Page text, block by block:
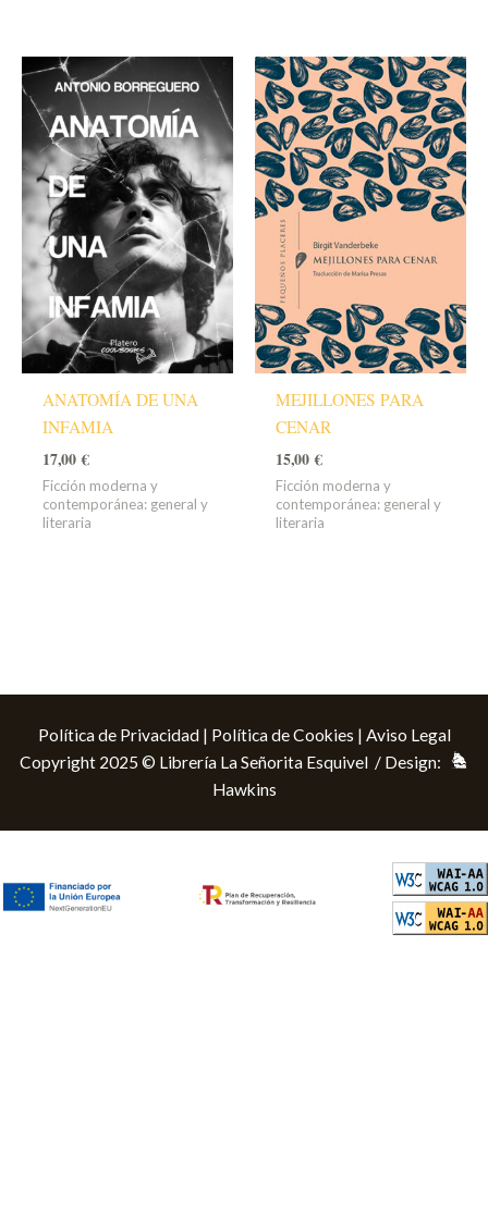
ANATOMÍA DE UNA
INFAMIA
17,00€
Ficción moderna y
contemporánea: general y
literaria
MEJILLONES PARA
CENAR
15,00€
Ficción moderna y
contemporánea: general y
literaria
Política de Privacidad| Política de Cookies | Aviso Legal
Copyright 2025 © Librería La Señorita Esquivel / Design:
Hawkins